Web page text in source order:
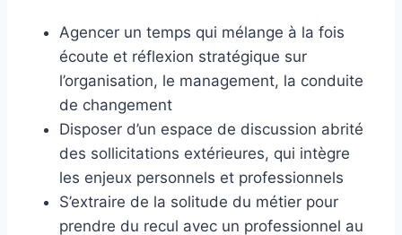
Agencer un temps qui mélange à la fois
écoute et réflexion stratégique sur
l’organisation, le management, la conduite
de changement
Disposer d’un espace de discussion abrité
des sollicitations extérieures, qui intègre
les enjeux personnels et professionnels
S’extraire de la solitude du métier pour
prendre du recul avec un professionnel au